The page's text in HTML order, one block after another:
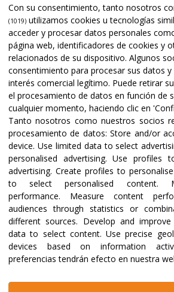
Certifications and
Con su consentimiento, tanto nosotros
(1019) utilizamos cookies u tecnologías
acceder y procesar datos personales
página web, identificadores de cookies y
relacionados de su dispositivo. Algunos
consentimiento para procesar sus datos y
interés comercial legítimo. Puede retirar
el procesamiento de datos en función de
cualquier momento, haciendo clic en
Tanto nosotros como nuestros socios
procesamiento de datos:Store and/or
device. Use limited data to select
personalised advertising.Use profiles
advertising. Create profiles to
to select personalised content.
performance. Measure content
audiences through statistics or
different sources. Develop and improve
data to select content. Use precise
devices based on information
preferencias tendrán efecto en nuestra